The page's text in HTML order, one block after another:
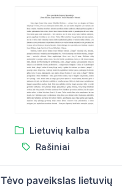
Lietuvių kalba
Rašiniai
Tėvo paveikslas lietuvių